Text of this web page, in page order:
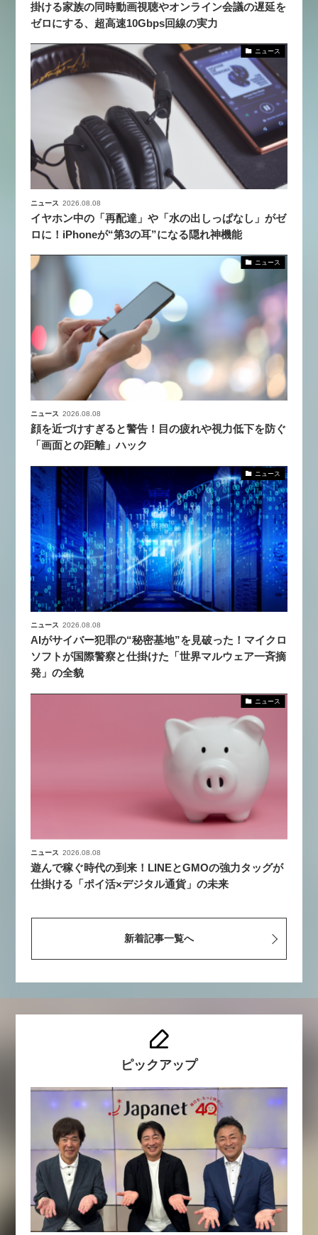
掛ける家族の同時動画視聴やオンライン会議の遅延を
ゼロにする、超高速10Gbps回線の実力
ニュース
ニュース 2026.08.08
イヤホン中の「再配達」や「水の出しっぱなし」がゼ
ロに！iPhoneが“第3の耳”になる隠れ神機能
ニュース
ニュース 2026.08.08
顔を近づけすぎると警告！目の疲れや視力低下を防ぐ
「画面との距離」ハック
ニュース
ニュース 2026.08.08
AIがサイバー犯罪の“秘密基地”を見破った！マイクロ
ソフトが国際警察と仕掛けた「世界マルウェア一斉摘
発」の全貌
ニュース
ニュース 2026.08.08
遊んで稼ぐ時代の到来！LINEとGMOの強力タッグが
仕掛ける「ポイ活×デジタル通貨」の未来
新着記事一覧へ
ピックアップ